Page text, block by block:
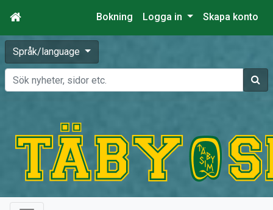
Bokning Logga in Skapa konto
Språk/language
Sök